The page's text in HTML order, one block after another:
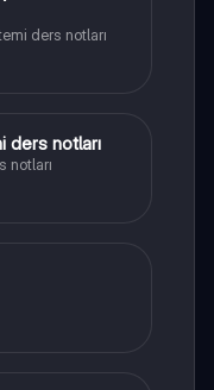
ders notları
ders notları
notları